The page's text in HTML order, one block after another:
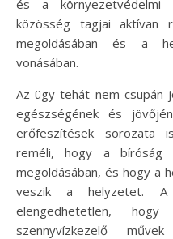
és a környezetvédelmi
közösség tagjai aktívan
megoldásában és a
vonásában.
Az ügy tehát nem csupán
egészségének és
erőfeszítések sorozata
reméli, hogy a bíróság
megoldásában, és hogy a
veszik a helyzetet. A
elengedhetetlen,
szennyvízkezelő